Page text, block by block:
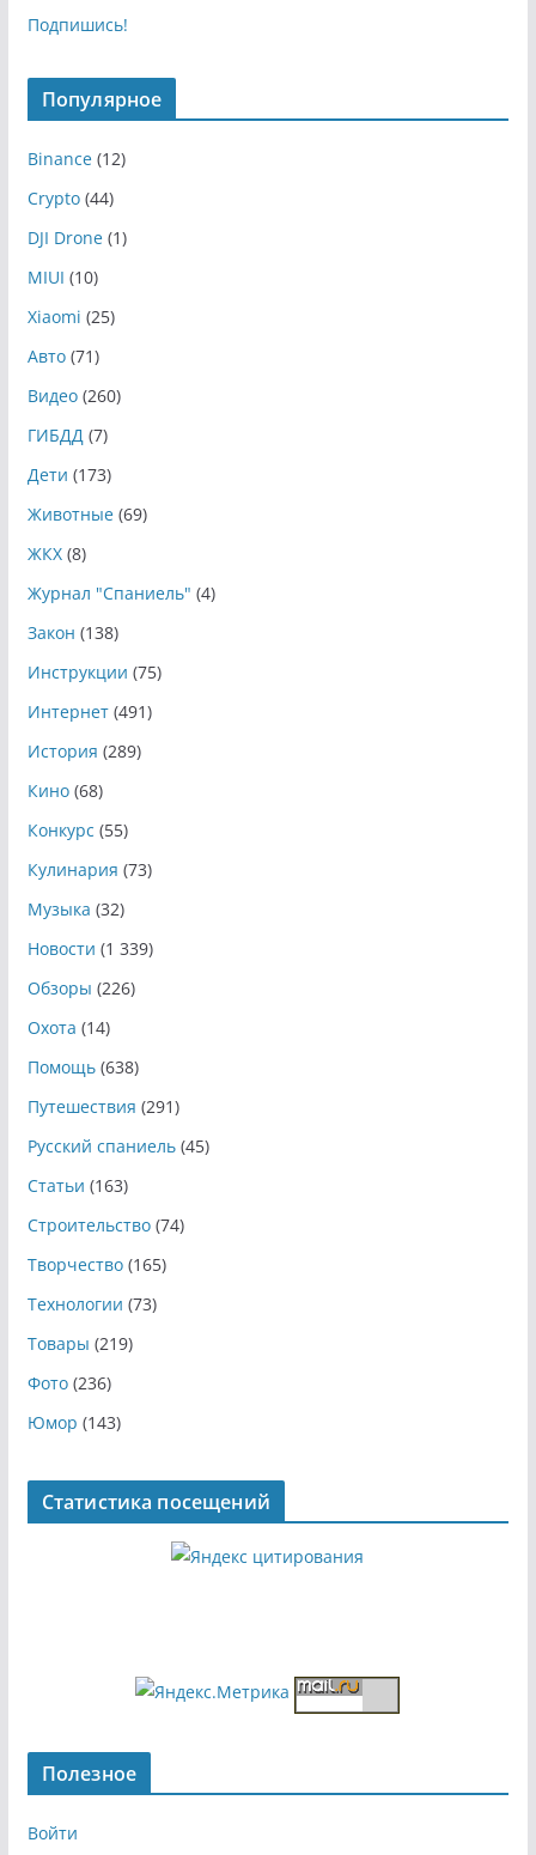
Подпишись!
Популярное
Binance(12)
Crypto(44)
DJI Drone(1)
MIUI (10)
Xiaomi (25)
Авто(71)
Видео(260)
ГИБДД (7)
Дети (173)
Животные(69)
ЖКХ(8)
Журнал "Спаниель" (4)
Закон (138)
Инструкции (75)
Интернет(491)
История (289)
Кино(68)
Конкурс (55)
Кулинария (73)
Музыка (32)
Новости (1 339)
Обзоры (226)
Охота (14)
Помощь(638)
Путешествия (291)
Русский спаниель(45)
Статьи (163)
Строительство(74)
Творчество(165)
Технологии (73)
Товары (219)
Фото(236)
Юмор (143)
Статистика посещений
Полезное
Войти